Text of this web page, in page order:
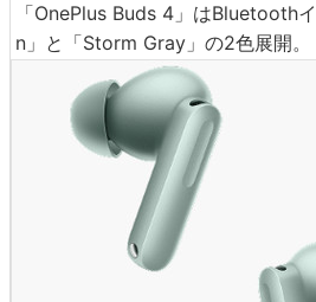
「OnePlus Buds 4」はBluetooth
n」と「Storm Gray」の2色展開。